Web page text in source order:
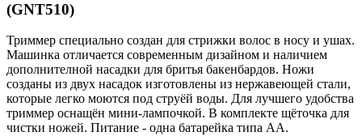
(GNT510)
Триммер специально создан для стрижки волос в носу и ушах.
Машинка отличается современным дизайном и наличием
дополнителной насадки для бритья бакенбардов. Ножи
созданы из двух насадок изготовлены из нержавеющей стали,
которые легко моются под струёй воды. Для лучшего удобства
триммер оснащён мини-лампочкой. В комплекте щёточка для
чистки ножей. Питание - одна батарейка типа АА.